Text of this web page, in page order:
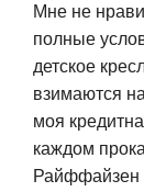
Мне не
полные
детское
взимаются
моя
каждом
Райффайзен